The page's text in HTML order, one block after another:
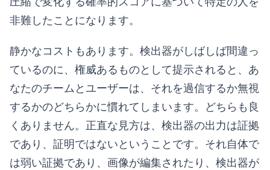
非難したことになります。
静かなコストもあります。検出器がしばしば間違っ
ているのに、権威あるものとして提示されると、あ
なたのチームとユーザーは、それを過信するか無視
するかのどちらかに慣れてしまいます。どちらも良
くありません。正直な見方は、検出器の出力は証拠
であり、証明ではないということです。それ自体で
は弱い証拠であり、画像が編集されたり、検出器が